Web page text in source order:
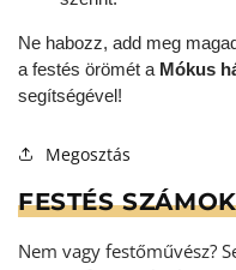
Ne habozz, add meg
a festés örömét a Mókus
segítségével!
Megosztás
FESTÉS
Nem vagy festőművész?